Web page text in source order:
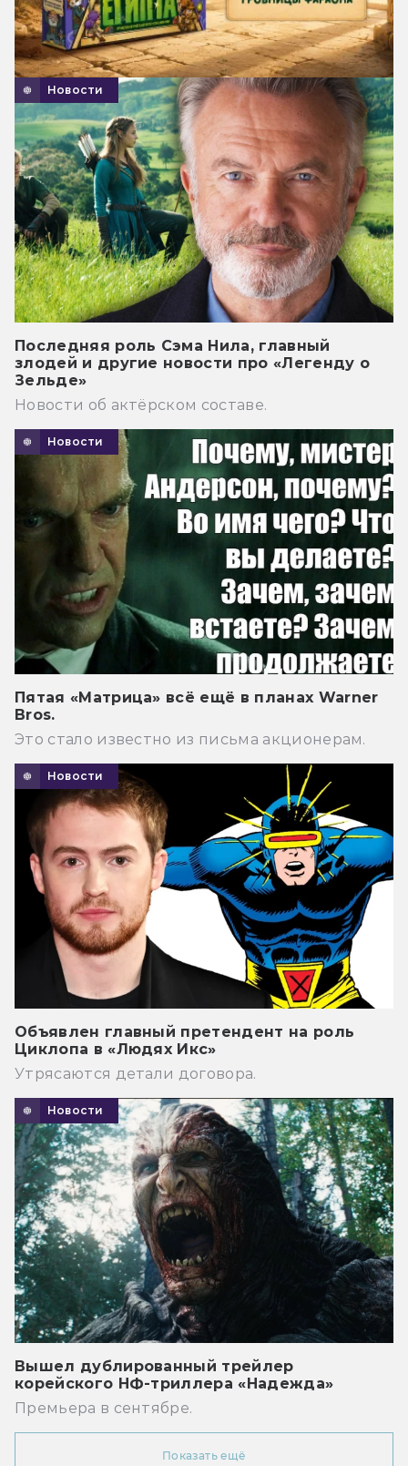
Новости
Последняя роль Сэма Нила, главный
злодей и другие новости про «Легенду о
Зельде»
Новости об актёрском составе.
Новости
Пятая «Матрица» всё ещё в планах Warner
Bros.
Это стало известно из письма акционерам.
Новости
Объявлен главный претендент на роль
Циклопа в «Людях Икс»
Утрясаются детали договора.
Новости
Вышел дублированный трейлер
корейского НФ-триллера «Надежда»
Премьера в сентябре.
Показать ещё